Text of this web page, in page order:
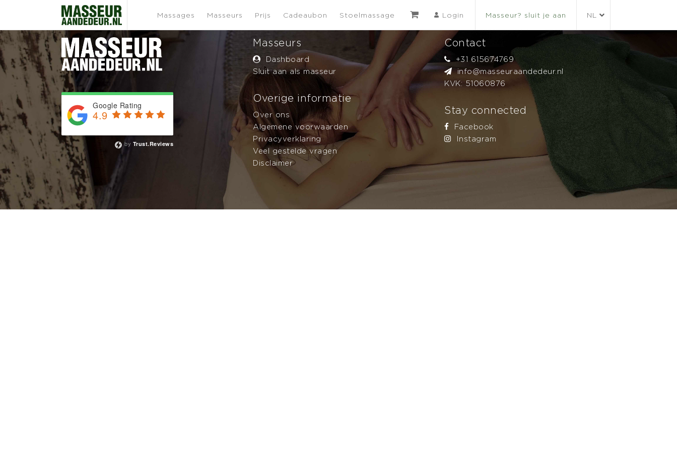
Massages Masseurs Prijs Cadeaubon Stoelmassage Login Masseur? sluit je aan NL
Google Rating
4.9
by Trust.Reviews
Masseurs
Dashboard
Sluit aan als masseur
Overige informatie
Over ons
Algemene voorwaarden
Privacyverklaring
Veel gestelde vragen
Disclaimer
Contact
+31 615674769
info@masseuraandedeur.nl
KVK: 51060876
Stay connected
Facebook
Instagram